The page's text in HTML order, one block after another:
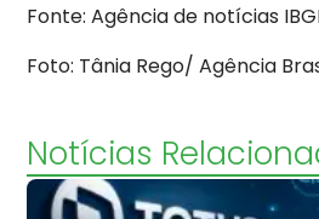
Fonte: Agência de notícias
Foto: Tânia Rego/ Agência
Notícias